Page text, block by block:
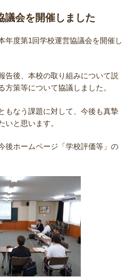
議会を開催しました
年度第1回学校運営協議会を開催し
告後、本校の取り組みについて説
方策等について協議しました。
もなう課題に対して、今後も真摯
いと思います。
後ホームページ「学校評価等」の